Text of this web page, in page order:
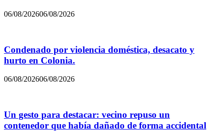
06/08/202606/08/2026
Condenado por violencia doméstica, desacato y
hurto en Colonia.
06/08/202606/08/2026
Un gesto para destacar: vecino repuso un
contenedor que había dañado de forma accidental